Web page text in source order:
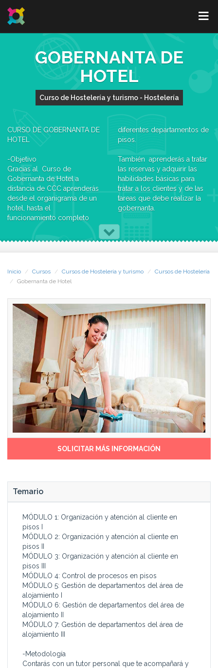
GOBERNANTA DE
HOTEL
Curso de Hostelería y turismo - Hostelería
CURSO DE GOBERNANTA DE
HOTEL
-Objetivo
Gracias al Curso de
Gobernanta de Hotel a
distancia de CCC aprenderás
desde el organigrama de un
hotel, hasta el
funcionamiento completo
del mismo, así como de sus
diferentes departamentos de
pisos.
También aprenderás a tratar
las reservas y adquirir las
habilidades básicas para
tratar a los clientes y de las
tareas que debe realizar la
gobernanta.
Inicio Cursos Cursos de Hostelería y turismo
Cursos de Hostelería
Gobernanta de Hotel
SOLICITAR MÁS INFORMACIÓN
Temario
MÓDULO 1: Organización y atención al cliente en
pisos I
MÓDULO 2: Organización y atención al cliente en
pisos II
MÓDULO 3: Organización y atención al cliente en
pisos III
MÓDULO 4: Control de procesos en pisos
MÓDULO 5: Gestión de departamentos del área de
alojamiento I
MÓDULO 6: Gestión de departamentos del área de
alojamiento II
MÓDULO 7: Gestión de departamentos del área de
alojamiento III
-Metodología
Contarás con un tutor personal que te acompañará y